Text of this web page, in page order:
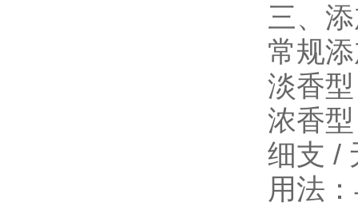
三、
常规
淡香
浓香
细支 /
用法